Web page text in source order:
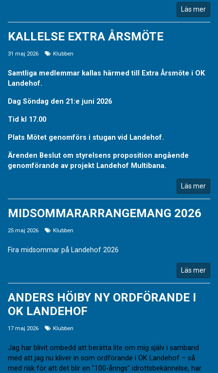
Läs mer
KALLELSE EXTRA ÅRSMÖTE
31 maj 2026 Klubben
Samtliga medlemmar kallas härmed till Extra Årsmöte i OK
Landehof.
Dag Söndag den 21:e juni 2026
Tid kl 17.00
Plats Mötet genomförs i stugan vid Landehof.
Ärenden Beslut om styrelsens proposition angående
genomförande av projekt Landehof Multibana.
Läs mer
MIDSOMMARARRANGEMANG 2026
25 maj 2026 Klubben
Fira midsommar på Landehof 2026
Läs mer
ANDERS HÖIBY NY ORDFÖRANDE I
OK LANDEHOF
17 maj 2026 Klubben
Jag har blivit ombedd att berätta lite om mig själv i samband
med att jag nu kliver in som ordförande i OK Landehof – så
med risk för att det blir en ”100-årings” idrottsbekännelse, har